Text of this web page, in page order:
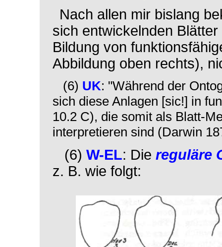
Nach allen mir bislang
sich entwickelnden Blätter
Bildung von
Abbildung oben rechts),
(6) UK: "Während der
sich diese Anlagen [sic!] in
10.2 C), die somit als Blatt-
interpretieren sind (Darwin
(6) W-EL: Die reguläre
z. B. wie folgt: